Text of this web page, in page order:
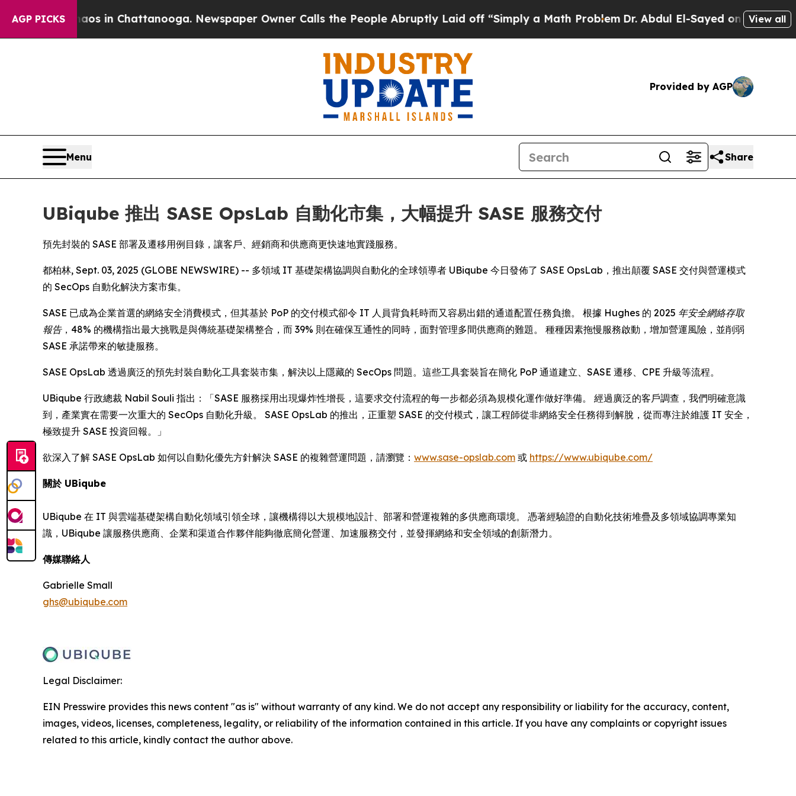
AGP PICKS
Chaos in Chattanooga. Newspaper Owner Calls the People Abruptly Laid off “Simply a Math ProblemDr. Abdul El-Sayed on HistoricView all
Provided by AGP
Menu Share
UBiqube 推出 SASE OpsLab 自動化市集，大幅提升 SASE 服務交付
預先封裝的 SASE 部署及遷移用例目錄，讓客戶、經銷商和供應商更快速地實踐服務。
都柏林, Sept. 03, 2025 (GLOBE NEWSWIRE) -- 多領域 IT 基礎架構協調與自動化的全球領導者 UBiqube 今日發佈了 SASE OpsLab，推出顛覆 SASE 交付與營運模式
的 SecOps 自動化解決方案市集。
SASE 已成為企業首選的網絡安全消費模式，但其基於 PoP 的交付模式卻令 IT 人員背負耗時而又容易出錯的通道配置任務負擔。 根據 Hughes 的 2025 年安全網絡存取
報告，48% 的機構指出最大挑戰是與傳統基礎架構整合，而 39% 則在確保互通性的同時，面對管理多間供應商的難題。 種種因素拖慢服務啟動，增加營運風險，並削弱
SASE 承諾帶來的敏捷服務。
SASE OpsLab 透過廣泛的預先封裝自動化工具套裝市集，解決以上隱藏的 SecOps 問題。這些工具套裝旨在簡化 PoP 通道建立、SASE 遷移、CPE 升級等流程。
UBiqube 行政總裁 Nabil Souli 指出：「SASE 服務採用出現爆炸性增長，這要求交付流程的每一步都必須為規模化運作做好準備。 經過廣泛的客戶調查，我們明確意識
到，產業實在需要一次重大的 SecOps 自動化升級。 SASE OpsLab 的推出，正重塑 SASE 的交付模式，讓工程師從非網絡安全任務得到解脫，從而專注於維護 IT 安全，
極致提升 SASE 投資回報。」
欲深入了解 SASE OpsLab 如何以自動化優先方針解決 SASE 的複雜營運問題，請瀏覽： www.sase-opslab.com 或 https://www.ubiqube.com/
關於 UBiqube
UBiqube 在 IT 與雲端基礎架構自動化領域引領全球，讓機構得以大規模地設計、部署和營運複雜的多供應商環境。 憑著經驗證的自動化技術堆疊及多領域協調專業知
識，UBiqube 讓服務供應商、企業和渠道合作夥伴能夠徹底簡化營運、加速服務交付，並發揮網絡和安全領域的創新潛力。
傳媒聯絡人
Gabrielle Small
ghs@ubiqube.com
Legal Disclaimer:
EIN Presswire provides this news content "as is" without warranty of any kind. We do not accept any responsibility or liability for the accuracy, content,
images, videos, licenses, completeness, legality, or reliability of the information contained in this article. If you have any complaints or copyright issues
related to this article, kindly contact the author above.